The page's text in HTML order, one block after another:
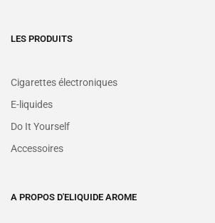
LES PRODUITS
Cigarettes électroniques
E-liquides
Do It Yourself
Accessoires
A PROPOS D'ELIQUIDE AROME